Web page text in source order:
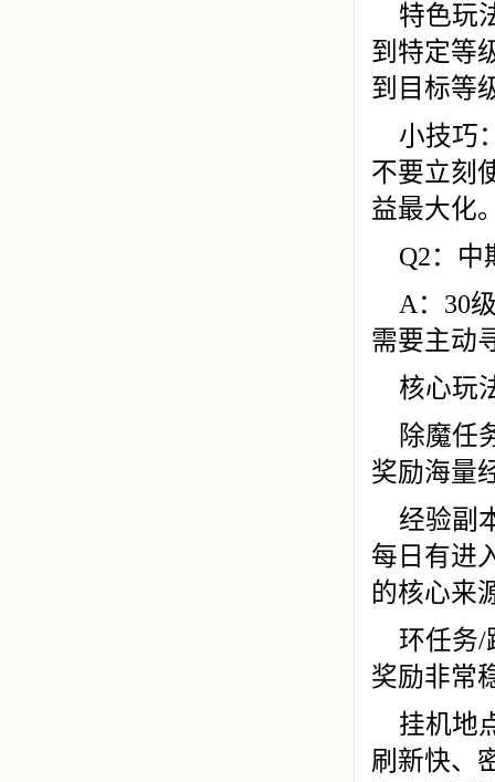
特色玩
到特定等
到目标等
小技巧
不要立刻
益最大化
Q2：中
A：30
需要主动
核心玩
除魔任
奖励海量
经验副
每日有进
的核心来
环任务/
奖励非常
挂机地
刷新快、